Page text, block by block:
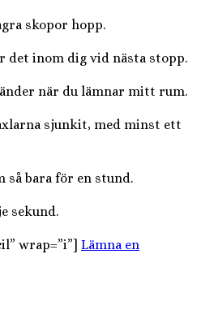
skopor hopp.
det inom dig vid nästa stopp.
när du lämnar mitt rum.
sjunkit, med minst ett
så bara för en stund.
sekund.
wrap=”i”] Lämna en